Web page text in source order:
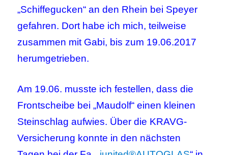
„Schiffegucken“ an den Rhein bei Speyer
gefahren. Dort habe ich mich, teilweise
zusammen mit Gabi, bis zum 19.06.2017
herumgetrieben.
Am 19.06. musste ich festellen, dass die
Frontscheibe bei „Maudolf“ einen kleinen
Steinschlag aufwies. Über die KRAVG-
Versicherung konnte in den nächsten